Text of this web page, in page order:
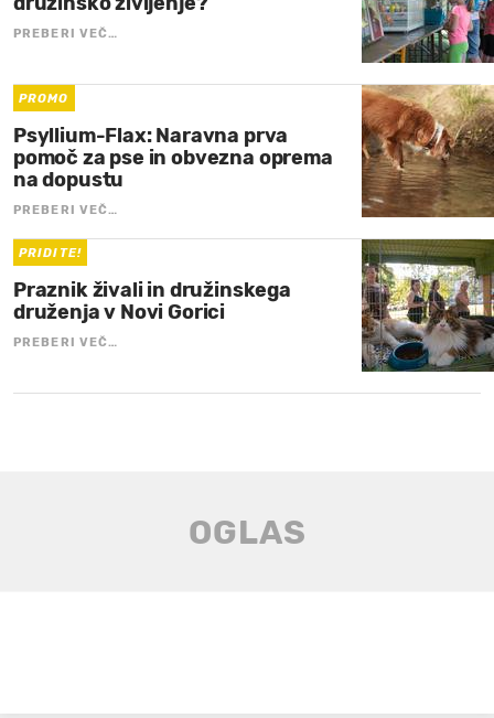
PREBERI VEČ…
PROMO
Psyllium-Flax: Naravna prva
pomoč za pse in obvezna oprema
na dopustu
PREBERI VEČ…
PRIDITE!
Praznik živali in družinskega
druženja v Novi Gorici
PREBERI VEČ…